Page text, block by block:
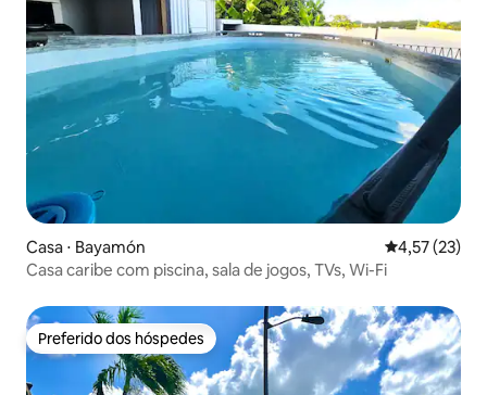
Casa ⋅ Bayamón 4,57 de uma
4,57 (23)
Casa caribe com piscina, sala de jogos, TVs, Wi-Fi
Preferido dos hóspedes
Preferido dos hóspedes